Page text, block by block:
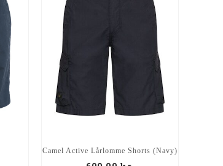
Camel Active Lårlomme Shorts (Navy)